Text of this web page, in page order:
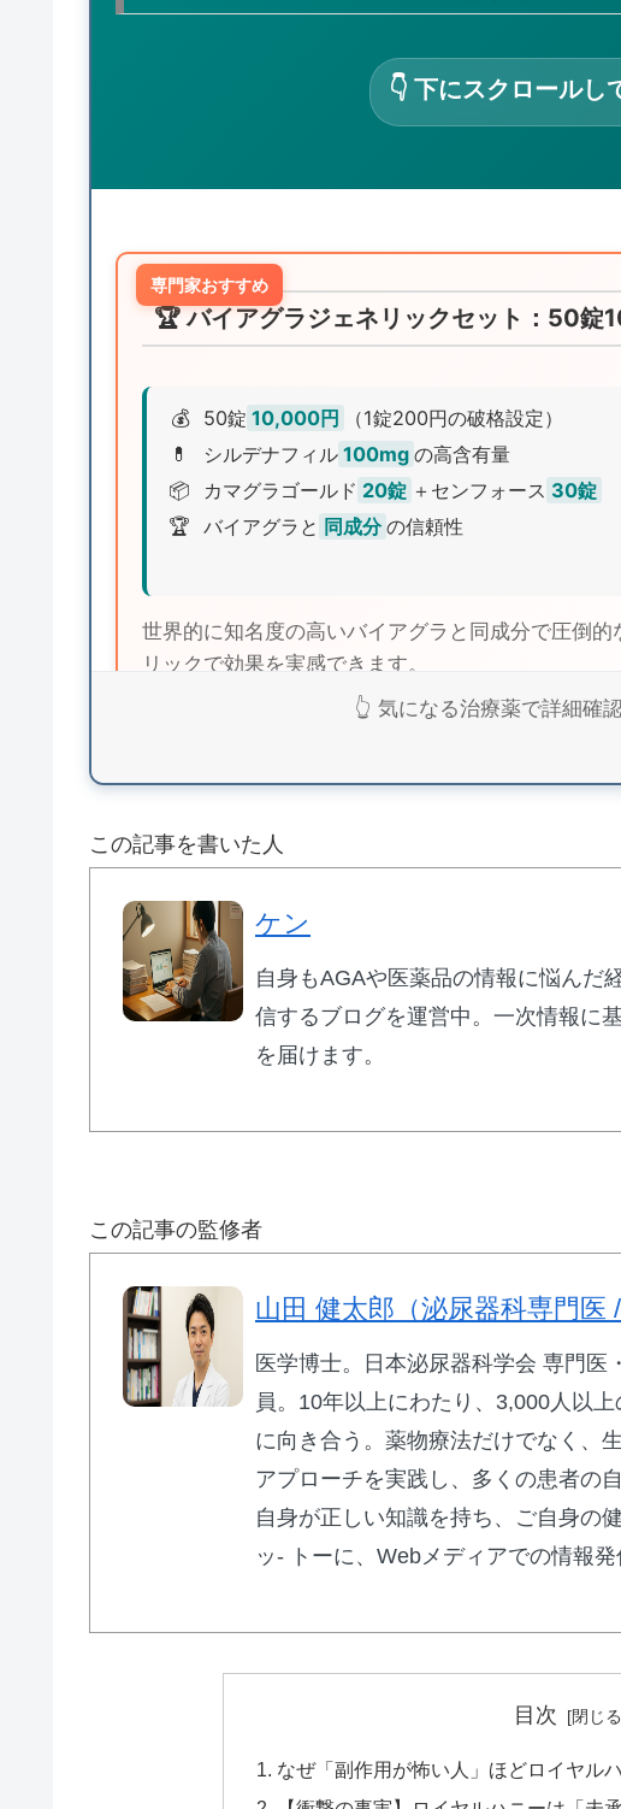
👇 下にスクロールし
🏆 バイアグラジェネリックセット：50錠
専門家おすすめ
💰 50錠 10,000円
（1錠200円の破格設定）
💊
シルデナフィル 100mg の高含有量
📦
カマグラゴールド 20錠 ＋センフォース 30錠
🏆 バイアグラと 同成分 の信頼性
世界的に知名度の高いバイアグラと同成分で圧倒
リックで効果を実感できます。
💡 シルデナエイト：日本語パッケージ採用
1,690円〜
（1錠169円）
業界最安値クラスの1錠単価でありながら、日本人
を実現した高コスパ治療薬です。
シルデナエイトで
⚡ バルデナエイト：即効性15分の高速効果
バルデナフィル 10mg/20mg ＋亜鉛配合
👆 気になる治療薬で詳細確
この記事を書いた人
ケン
自身もAGAや医薬品の情報に悩んだ
信するブログを運営中。一次情報に
を届けます。
この記事の監修者
山田 健太郎（泌尿器科専門医
医学博士。日本泌尿器科学会 専門
員。10年以上にわたり、3,000人以
に向き合う。薬物療法だけでなく、
アプローチを実践し、多くの患者の
自身が正しい知識を持ち、ご自身の
ッ- トーに、Webメディアでの情報発
目次
なぜ「副作用が怖い人」ほどロイヤル